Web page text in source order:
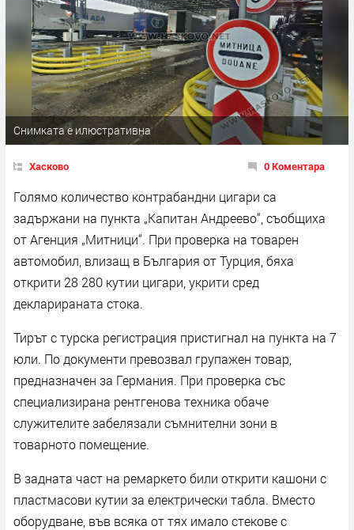
Снимката е илюстративна
Хасково 0 Коментара
Голямо количество контрабандни цигари са
задържани на пункта „Капитан Андреево“, съобщиха
от Агенция „Митници“. При проверка на товарен
автомобил, влизащ в България от Турция, бяха
открити 28 280 кутии цигари, укрити сред
декларираната стока.
Тирът с турска регистрация пристигнал на пункта на 7
юли. По документи превозвал групажен товар,
предназначен за Германия. При проверка със
специализирана рентгенова техника обаче
служителите забелязали съмнителни зони в
товарното помещение.
В задната част на ремаркето били открити кашони с
пластмасови кутии за електрически табла. Вместо
оборудване, във всяка от тях имало стекове с